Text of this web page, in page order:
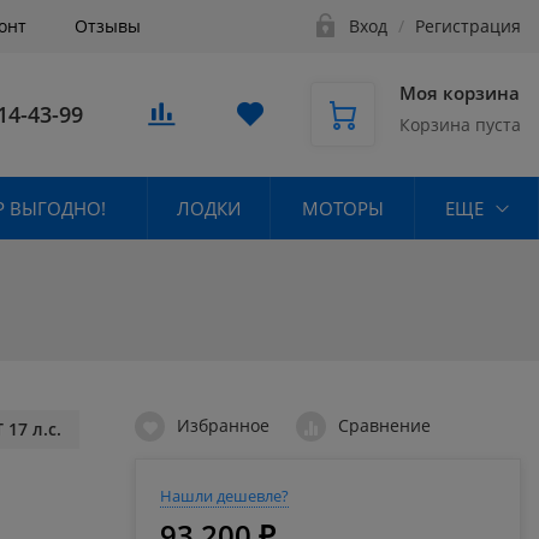
Отзывы Вход / Регистрация
43-99
Моя корзина
Корзина пуста
ВЫГОДНО! ЛОДКИ МОТОРЫ ЕЩЕ
17 л.с. Избранное Сравнение
Нашли дешевле?